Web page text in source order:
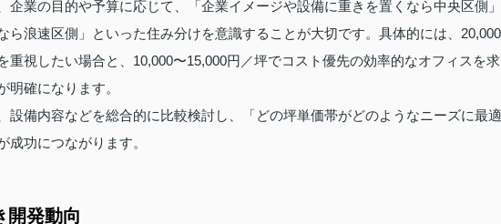
企業の目的や予算に応じて、「企業イメージや設備に重きを置くなら中央区側」
ら浪速区側」といった住み分けを意識することが大切です。具体的には、20,000
重視したい場合と、10,000〜15,000円／坪でコスト優先の効率的なオフィスを求
確になります。
設備内容などを総合的に比較検討し、「どの坪単価帯がどのようなニーズに最適
功につながります。
開発動向